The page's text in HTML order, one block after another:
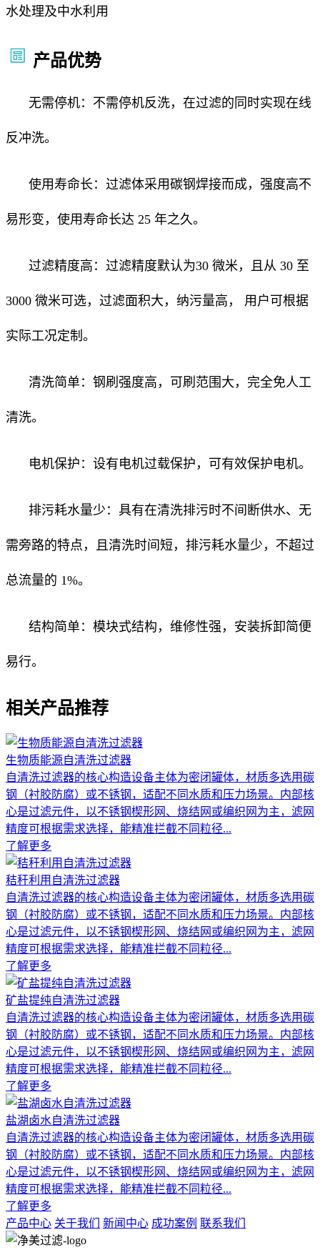
水处理及中水利用
产品优势
无需停机：不需停机反洗，在过滤的同时实现在线
反冲洗。
使用寿命长：过滤体采用碳钢焊接而成，强度高不
易形变，使用寿命长达 25 年之久。
过滤精度高：过滤精度默认为30 微米，且从 30 至
3000 微米可选，过滤面积大，纳污量高， 用户可根据
实际工况定制。
清洗简单：钢刷强度高，可刷范围大，完全免人工
清洗。
电机保护：设有电机过载保护，可有效保护电机。
排污耗水量少：具有在清洗排污时不间断供水、无
需旁路的特点，且清洗时间短，排污耗水量少，不超过
总流量的 1%。
结构简单：模块式结构，维修性强，安装拆卸简便
易行。
相关产品推荐
生物质能源自清洗过滤器
自清洗过滤器的核心构造设备主体为密闭罐体，材质多选用碳
钢（衬胶防腐）或不锈钢，适配不同水质和压力场景。内部核
心是过滤元件，以不锈钢楔形网、烧结网或编织网为主，滤网
精度可根据需求选择，能精准拦截不同粒径...
了解更多
秸秆利用自清洗过滤器
自清洗过滤器的核心构造设备主体为密闭罐体，材质多选用碳
钢（衬胶防腐）或不锈钢，适配不同水质和压力场景。内部核
心是过滤元件，以不锈钢楔形网、烧结网或编织网为主，滤网
精度可根据需求选择，能精准拦截不同粒径...
了解更多
矿盐提纯自清洗过滤器
自清洗过滤器的核心构造设备主体为密闭罐体，材质多选用碳
钢（衬胶防腐）或不锈钢，适配不同水质和压力场景。内部核
心是过滤元件，以不锈钢楔形网、烧结网或编织网为主，滤网
精度可根据需求选择，能精准拦截不同粒径...
了解更多
盐湖卤水自清洗过滤器
自清洗过滤器的核心构造设备主体为密闭罐体，材质多选用碳
钢（衬胶防腐）或不锈钢，适配不同水质和压力场景。内部核
心是过滤元件，以不锈钢楔形网、烧结网或编织网为主，滤网
精度可根据需求选择，能精准拦截不同粒径...
了解更多
产品中心 关于我们 新闻中心 成功案例 联系我们